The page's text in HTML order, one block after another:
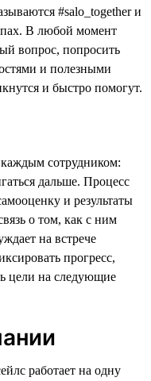
#salo_together и
В любой момент
вопрос, попросить
и полезными
и быстро помогут.
сотрудником:
дальше. Процесс
и результаты
о том, как с ним
на встрече
прогресс,
цели на следующие
работает на одну